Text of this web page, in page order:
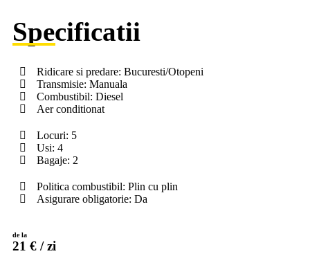
Specificatii
Ridicare si predare: Bucuresti/Otopeni
Transmisie: Manuala
Combustibil: Diesel
Aer conditionat
Locuri: 5
Usi: 4
Bagaje: 2
Politica combustibil: Plin cu plin
Asigurare obligatorie: Da
de la
21 € / zi